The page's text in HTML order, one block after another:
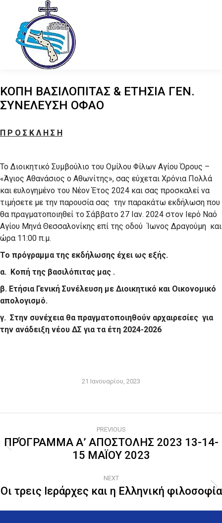
ΚΟΠΗ ΒΑΣΙΛΟΠΙΤΑΣ & ΕΤΗΣΙΑ ΓΕΝ.
ΣΥΝΕΛΕΥΣΗ ΟΦΑΟ
Π Ρ Ο Σ Κ Λ Η Σ Η
To Διοικητικό Συμβούλιο του Ομίλου Φίλων Αγίου Όρους –
«Άγιος Αθανάσιος ο Αθωνίτης», σας εύχεται Χρόνια Πολλά
και ευλογημένο του Νέον Έτος 2024 και σας προσκαλεί να
τιμήσετε με την παρουσία σας την παρακάτω εκδήλωση που
θα πραγματοποιηθεί το Σάββατο 27 Ιαν. 2024 στον Ιερό Ναό
Αγίου Μηνά Θεσσαλονίκης επί της οδού Ίωνος Δραγούμη και
ώρα 11:00 π.μ.
Το πρόγραμμα της εκδήλωσης έχει ως εξής.
α. Κοπή της βασιλόπιτας μας .
β. Ετήσια Γενική Συνέλευση με Διοικητικό και Οικονομικό
απολογισμό.
γ. Στην συνέχεια θα πραγματοποιηθούν αρχαιρεσίες για
την ανάδειξη νέου ΔΣ για τα έτη 2024-2026
21 Ιανουαρίου, 2023
navigation
PREVIOUS
Previous
post:
ΠΡΌΓΡΑΜΜΑ Α’ ΑΠΟΣΤΟΛΗΣ 2023 13-14-
15 ΜΑΪΟΥ 2023
NEXT
Next
Οι τρεις Ιεράρχες και η Ελληνική φιλοσοφία